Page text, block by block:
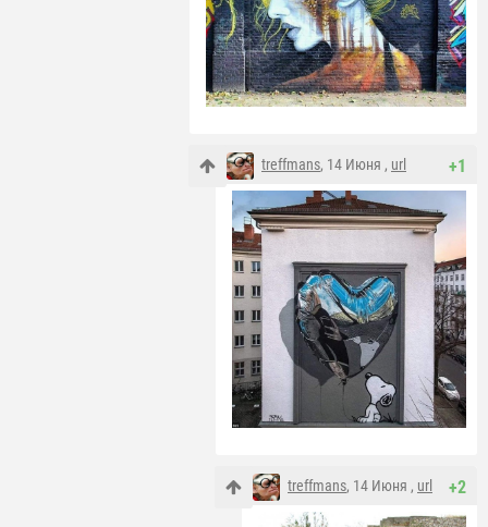
+1
treffmans, 14 Июня , url
+2
treffmans, 14 Июня , url